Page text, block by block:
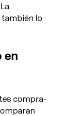
también lo
en
compra-